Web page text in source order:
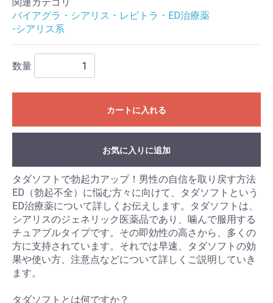
バイアグラ・シアリス・レビトラ・ED治療薬
-シアリス系
数量
カートに入れる
お気に入りに追加
タダソフトで勃起力アップ！男性の自信を取り戻す方法
ED（勃起不全）に悩む方々に向けて、タダソフトという
ED治療薬について詳しくお伝えします。タダソフトは、
シアリスのジェネリック医薬品であり、噛んで服用する
チュアブルタイプです。その即効性の高さから、多くの
方に支持されています。それでは早速、タダソフトの効
果や使い方、注意点などについて詳しくご説明していき
ます。
タダソフトとは何ですか？